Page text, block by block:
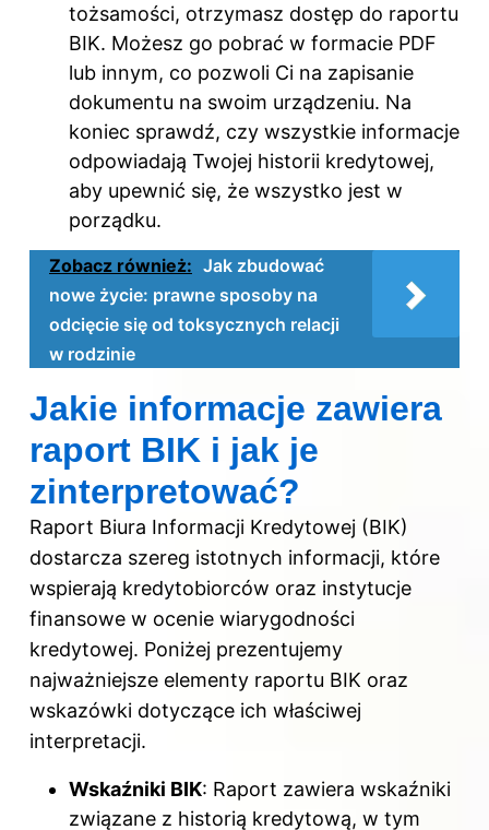
tożsamości, otrzymasz dostęp do raportu
BIK. Możesz go pobrać w formacie PDF
lub innym, co pozwoli Ci na zapisanie
dokumentu na swoim urządzeniu. Na
koniec sprawdź, czy wszystkie informacje
odpowiadają Twojej historii kredytowej,
aby upewnić się, że wszystko jest w
porządku.
Zobacz również: Jak zbudować
nowe życie: prawne sposoby na
odcięcie się od toksycznych relacji
w rodzinie
Jakie informacje zawiera
raport BIK i jak je
zinterpretować?
Raport Biura Informacji Kredytowej (BIK)
dostarcza szereg istotnych informacji, które
wspierają kredytobiorców oraz instytucje
finansowe w ocenie wiarygodności
kredytowej. Poniżej prezentujemy
najważniejsze elementy raportu BIK oraz
wskazówki dotyczące ich właściwej
interpretacji.
Wskaźniki BIK: Raport zawiera wskaźniki
związane z historią kredytową, w tym